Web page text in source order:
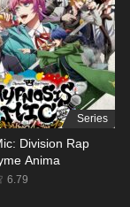
Series
Division Rap
Anima
6.79